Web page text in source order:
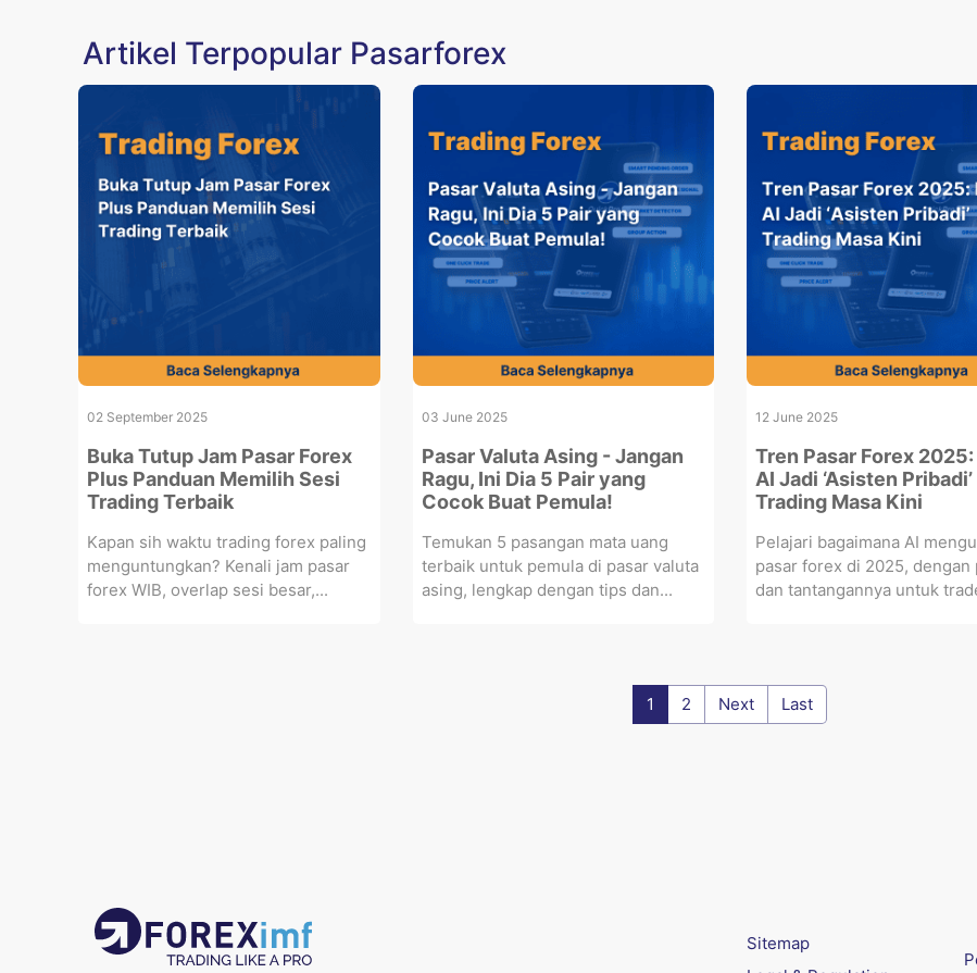
Artikel Terpopular Pasarforex
02 September 2025
Buka Tutup Jam Pasar Forex
Plus Panduan Memilih Sesi
Trading Terbaik
Kapan sih waktu trading forex paling
menguntungkan? Kenali jam pasar
forex WIB, overlap sesi besar,...
03 June 2025
Pasar Valuta Asing - Jangan
Ragu, Ini Dia 5 Pair yang
Cocok Buat Pemula!
Temukan 5 pasangan mata uang
terbaik untuk pemula di pasar valuta
asing, lengkap dengan tips dan...
12 June 2025
Tren Pasar Forex 2025:
AI Jadi ‘Asisten Pribadi’
Trading Masa Kini
Pelajari bagaimana AI
pasar forex di 2025, dengan
dan tantangannya untuk
1 2 Next Last
Sitemap